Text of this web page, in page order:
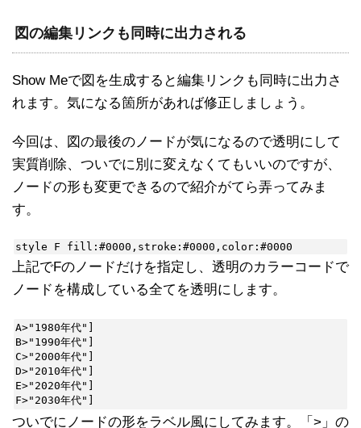
図の編集リンクも同時に出力される
Show Meで図を生成すると編集リンクも同時に出力さ
れます。気になる箇所があれば修正しましょう。
今回は、図の最後のノードが気になるので透明にして
実質削除、ついでに別に変えなくてもいいのですが、
ノードの形も変更できるので紹介がてら弄ってみま
す。
style F fill:#0000,stroke:#0000,color:#0000
上記でFのノードだけを指定し、透明のカラーコードで
ノードを構成している全てを透明にします。
A>"1980年代"]
B>"1990年代"]
C>"2000年代"]
D>"2010年代"]
E>"2020年代"]
F>"2030年代"]
ついでにノードの形をラベル風にしてみます。「>」の